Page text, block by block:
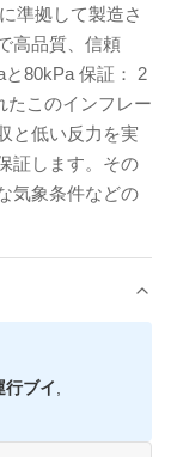
準拠して製造さ
高品質、信頼
80kPa 保証： 2
たこのインフレー
と低い反力を実
証します。その
気象条件などの
行ブイ